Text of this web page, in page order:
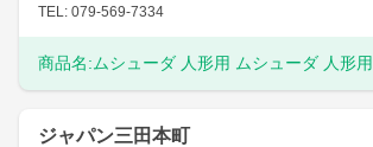
TEL: 079-569-7334
商品名: ムシューダ 人形用 ムシューダ 人形用
ジャパン三田本町